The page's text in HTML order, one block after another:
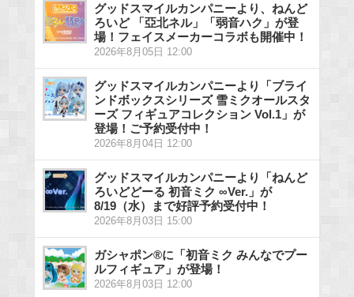
グッドスマイルカンパニーより、ねんど
ろいど 「亞北ネル」「弱音ハク」が登
場！フェイスメーカーコラボも開催中！
2026年8月05日 12:00
グッドスマイルカンパニーより「ブライ
ンドボックスシリーズ 雪ミクオールスタ
ーズ フィギュアコレクション Vol.1」が
登場！ご予約受付中！
2026年8月04日 12:00
グッドスマイルカンパニーより「ねんど
ろいどどーる 初音ミク ∞Ver.」が
8/19（水）まで好評予約受付中！
2026年8月03日 15:00
ガシャポン®に「初音ミク みんなでプー
ルフィギュア」が登場！
2026年8月03日 12:00